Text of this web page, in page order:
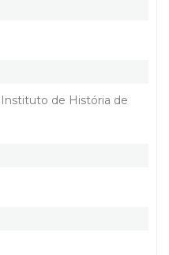
Instituto de História de